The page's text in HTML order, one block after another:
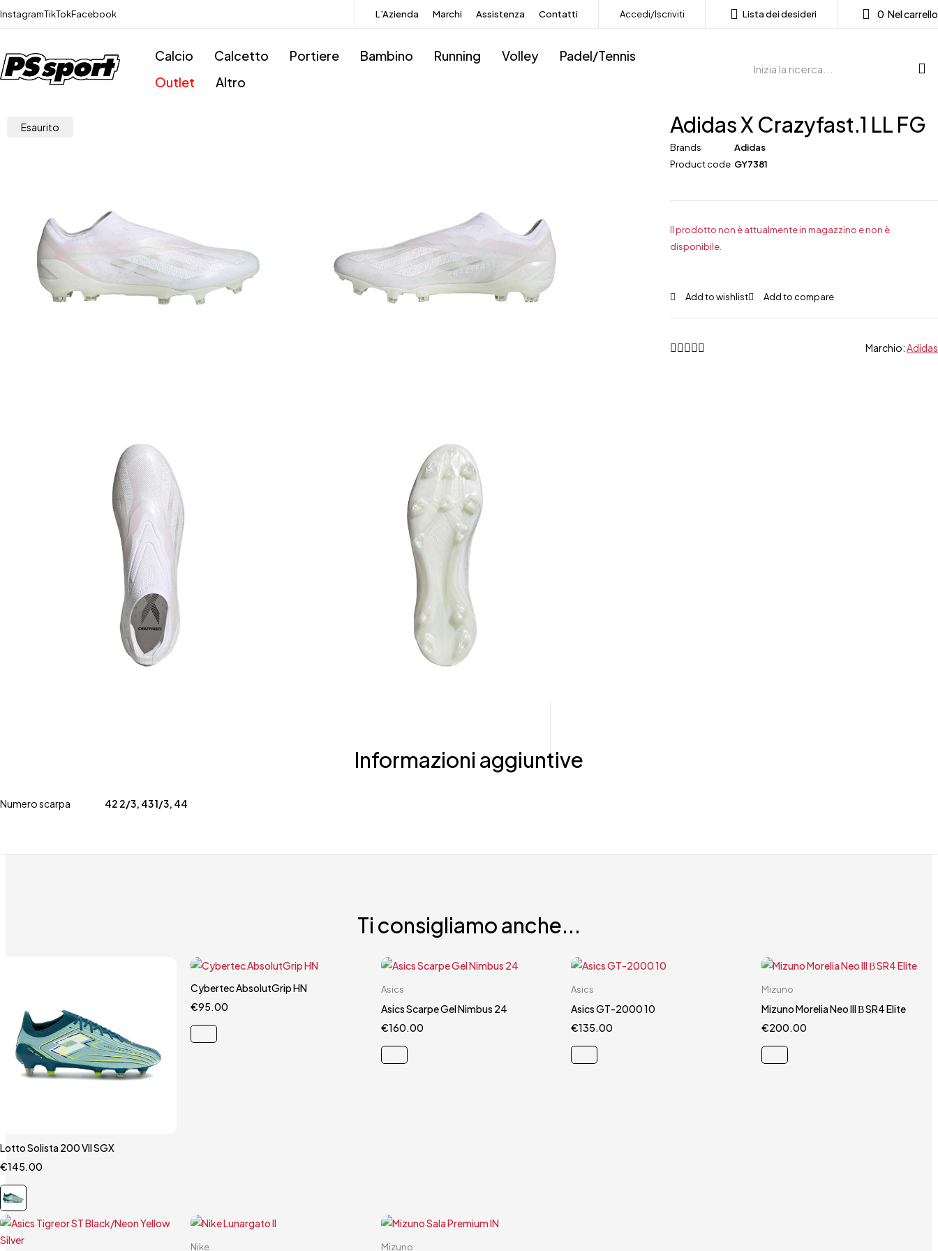
InstagramTikTokFacebook L’Azienda Marchi Assistenza Contatti Accedi/Iscriviti Lista dei desideri 0 Nel carrello
Calcio Calcetto Portiere Bambino Running Volley
Padel/Tennis
Outlet
Altro
Esaurito Adidas X Crazyfast.1 LL FG
Brands
Adidas
Product code GY7381
Il prodotto non è attualmente in magazzino e non è
disponibile.
Marchio:Adidas
Informazioni aggiuntive
Numero scarpa 42 2/3, 43 1/3, 44
Ti consigliamo anche...
Carrello rapido
Lotto Solista 200 VII SGX
€145.00
Carrello rapido
Cybertec AbsolutGrip HN
€95.00
44
44.5
Asics
Asics Scarpe Gel Nimbus 24
€160.00
40.5
Asics
Asics GT-2000 10
€135.00
40.5
Mizuno
Mizuno Morelia Neo III Β SR4 Elite
€200.00
Nike Mizuno